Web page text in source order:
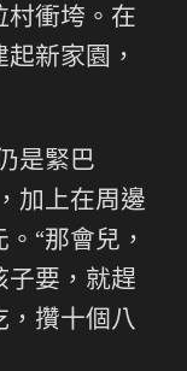
村衝垮。在
新家園，
是緊巴
加上在周邊
“那會兒，
子要，就趕
，攢十個八